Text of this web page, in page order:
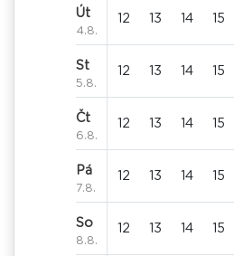
Út
4.8.
12 13 14 15
St
5.8.
12 13 14 15
Čt
6.8.
12 13 14 15
Pá
7.8.
12 13 14 15
So
8.8.
12 13 14 15